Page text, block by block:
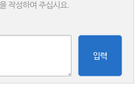
작성하여 주십시요.
입력